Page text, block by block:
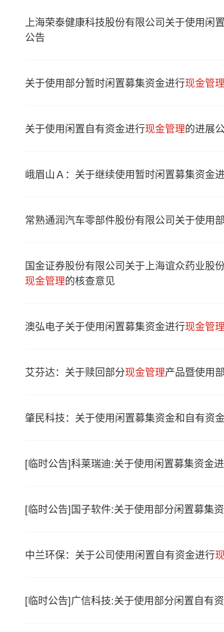
上海荣泰健康科技股份有限公司关于使用闲
公告
关于使用部分暂时闲置募集资金进行现金管
关于使用闲置自有资金进行现金管理的进展
峨眉山Ａ：关于继续使用暂时闲置募集资金
常熟通润汽车零部件股份有限公司关于使用
国金证券股份有限公司关于上海谊众药业股
现金管理的核查意见
澳弘电子关于使用闲置募集资金进行现金管
艾芬达：关于赎回部分现金管理产品暨使用
肇民科技：关于使用闲置募集资金和自有资
[临时公告]科莱瑞迪:关于使用闲置募集资金
[临时公告]国子软件:关于使用部分闲置募集
中兰环保：关于公司使用闲置自有资金进行
[临时公告]广信科技:关于使用部分闲置自有